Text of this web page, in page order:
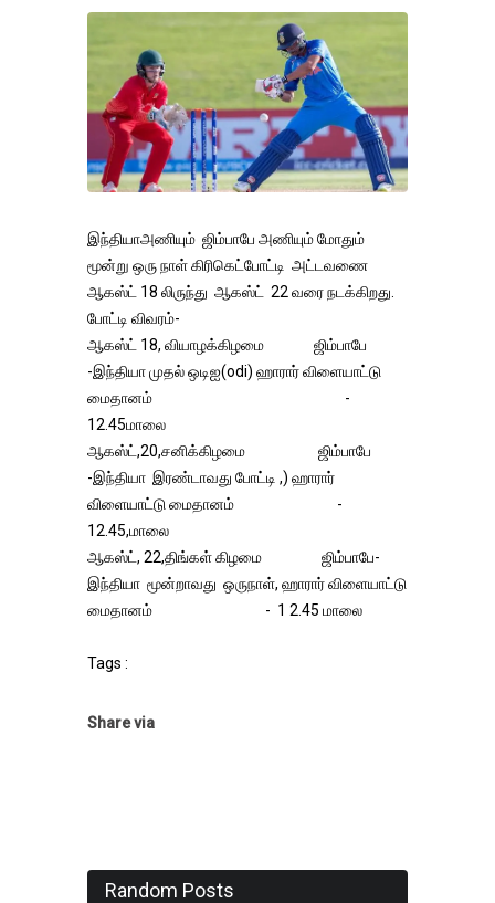
இந்தியாஅணியும் ஜிம்பாபே அணியும் மோதும்
மூன்று ஒரு நாள் கிரிகெட்போட்டி அட்டவணை
ஆகஸ்ட் 18 லிருந்து ஆகஸ்ட் 22 வரை நடக்கிறது.
போட்டி விவரம்-
ஆகஸ்ட் 18, வியாழக்கிழமை ஜிம்பாபே
-இந்தியா முதல் ஒடிஐ(odi) ஹாரார் விளையாட்டு
மைதானம் -
12.45மாலை
ஆகஸ்ட்,20,சனிக்கிழமை ஜிம்பாபே
-இந்தியா இரண்டாவது போட்டி ,) ஹாரார்
விளையாட்டு மைதானம் -
12.45,மாலை
ஆகஸ்ட், 22,திங்கள் கிழமை ஜிம்பாபே-
இந்தியா மூன்றாவது ஒருநாள், ஹாரார் விளையாட்டு
மைதானம் - 1 2.45 மாலை
Tags :
Share via
Random Posts